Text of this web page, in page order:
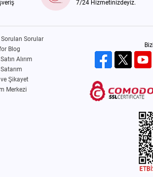
7/24 Hizmetinizdeyiz.
Sorulan Sorular
Blog
Alırım
Şikayet
Merkezi